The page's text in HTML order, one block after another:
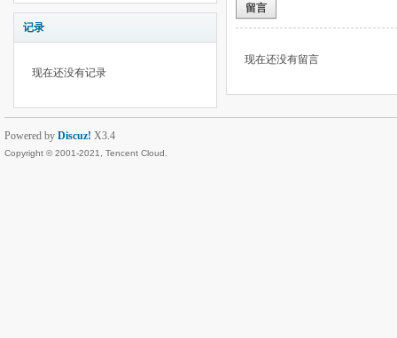
记录
现在还没有记录
留言
现在还没有留言
Powered by Discuz! X3.4
Copyright © 2001-2021, Tencent Cloud.